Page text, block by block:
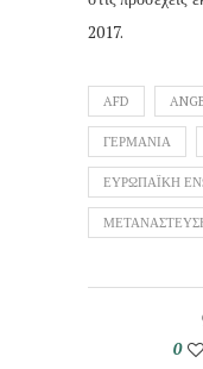
2017.
AFD
ΓΕΡΜΑΝΙΑ
ΕΥΡΩΠΑΪΚΗ
0